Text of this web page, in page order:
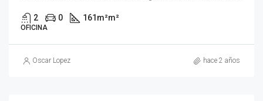
2 0 161m²m²
OFICINA
Oscar Lopez hace 2 años